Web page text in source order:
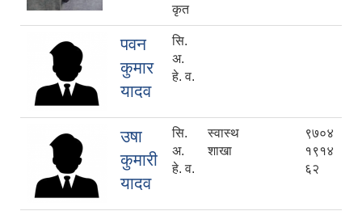
कृत
पवन
कुमार
यादव
सि.
अ.
हे. व.
उषा
कुमारी
यादव
सि.
अ.
हे. व.
स्वास्थ
शाखा
९७०४
१९१४
६२